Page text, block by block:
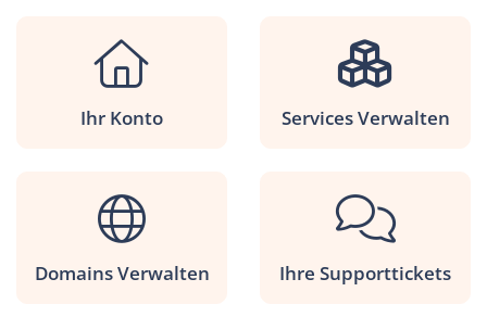
Ihr Konto Services Verwalten
Domains Verwalten Ihre Supporttickets